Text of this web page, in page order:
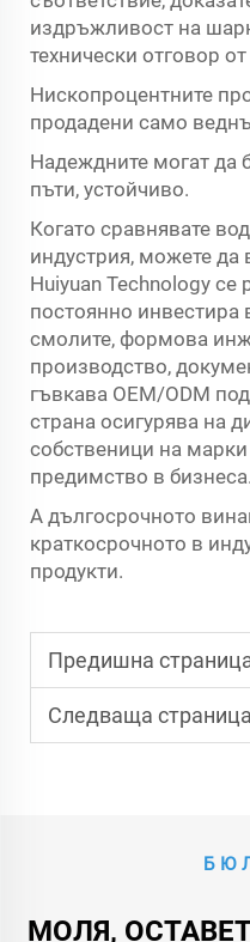
издръжливост на
технически отговор
Нископроцентните
продадени само
Надеждните могат да
пъти, устойчиво.
Когато сравнявате
индустрия, можете да
Huiyuan Technology се
постоянно инвестира
смолите, формова
производство,
гъвкава OEM/ODM
страна осигурява на
собственици на
предимство в бизнеса.
А дългосрочното
краткосрочното в
продукти.
Предишна
Следваща
МОЛЯ,